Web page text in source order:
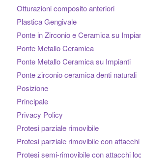
Otturazioni composito anteriori
Plastica Gengivale
Ponte in Zirconio e Ceramica su
Ponte Metallo Ceramica
Ponte Metallo Ceramica su Impianti
Ponte zirconio ceramica denti naturali
Posizione
Principale
Privacy Policy
Protesi parziale rimovibile
Protesi parziale rimovibile con
Protesi semi-rimovibile con attacchi